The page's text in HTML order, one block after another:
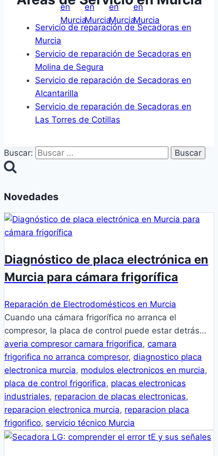
Servicio de reparación de Secadoras en
Murcia
Servicio de reparación de Secadoras en
Molina de Segura
Servicio de reparación de Secadoras en
Alcantarilla
Servicio de reparación de Secadoras en
Las Torres de Cotillas
Buscar:
Novedades
Diagnóstico de placa electrónica en
Murcia para cámara frigorífica
Reparación de Electrodomésticos en Murcia
Cuando una cámara frigorífica no arranca el
compresor, la placa de control puede estar detrás…
averia compresor camara frigorifica, camara
frigorifica no arranca compresor, diagnostico placa
electronica murcia, modulos electronicos en murcia,
placa de control frigorifica, placas electronicas
industriales, reparacion de placas electronicas,
reparacion electronica murcia, reparacion placa
frigorifico, servicio técnico Murcia